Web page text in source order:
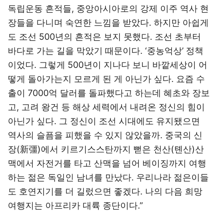
독립운동 흔적들, 중앙아시아로의 강제 이주 역사 현
장들을 다니며 숙연한 느낌을 받았다. 하지만 아쉽게
도 조선 500년의 흔적은 보지 못했다. 조선 초부터
바다로 가는 길을 막았기 때문이다. ‘중농억상’ 정책
이었다. 그렇게 500년이 지나다 보니 바깥세상이 어
떻게 돌아가는지 모르게 된 게 아닌가 싶다. 요즘 수
출이 7000억 달러를 돌파했다고 하는데 혜초와 장보
고, 고려 왕건 등 해상 세력에서 내려온 정신의 힘이
아닌가 싶다. 그 정신이 조선 시대에도 유지됐으면
역사의 슬픔을 피했을 수 있지 않았을까. 중국의 신
장(新彊)에서 키르기스스탄까지 뻗은 천산(톈산)산
맥에서 자전거를 타고 산맥을 넘어 베이징까지 여행
하는 젊은 독일인 남녀를 만났다. 우리나라 젊은이들
도 호연지기를 더 길렀으면 좋겠다. 나의 다음 희망
여행지는 아프리카 대륙 종단이다.”